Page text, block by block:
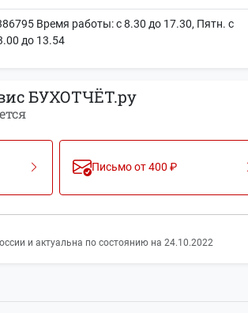
Время работы: с 8.30 до 17.30, Пятн. с
до 13.54
БУХОТЧЁТ.ру
Письмо от 400 ₽
и актуальна по состоянию на 24.10.2022